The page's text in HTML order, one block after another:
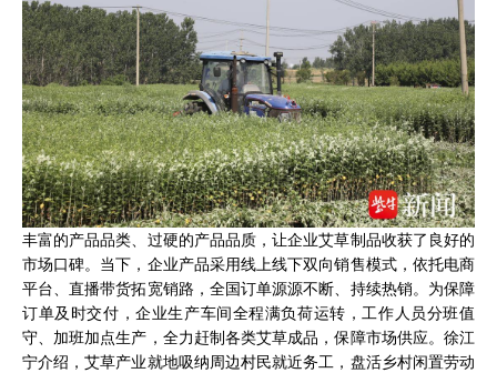
丰富的产品品类、过硬的产品品质，让企业艾草制品收获了良好的
市场口碑。当下，企业产品采用线上线下双向销售模式，依托电商
平台、直播带货拓宽销路，全国订单源源不断、持续热销。为保障
订单及时交付，企业生产车间全程满负荷运转，工作人员分班值
守、加班加点生产，全力赶制各类艾草成品，保障市场供应。徐江
宁介绍，艾草产业就地吸纳周边村民就近务工，盘活乡村闲置劳动